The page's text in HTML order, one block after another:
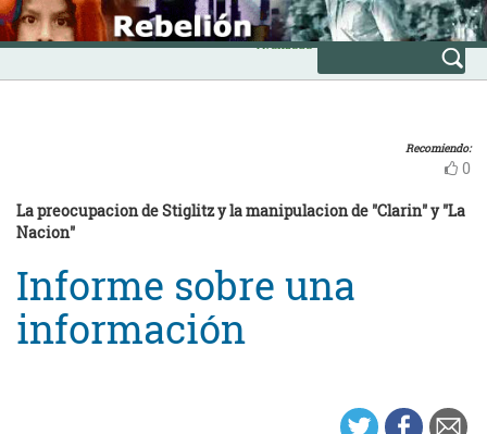
Skip
to
content
INICIO
Avanzada
Recomiendo:
0
La preocupacion de Stiglitz y la manipulacion de "Clarin" y "La
Nacion"
Informe sobre una
información